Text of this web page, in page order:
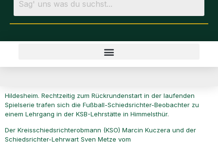
Hildesheim. Rechtzeitig zum Rückrundenstart in der laufenden
Spielserie trafen sich die Fußball-Schiedsrichter-Beobachter zu
einem Lehrgang in der KSB-Lehrstätte in Himmelsthür.
Der Kreisschiedsrichterobmann (KSO) Marcin Kuczera und der
Schiedsrichter-Lehrwart Sven Metze vom